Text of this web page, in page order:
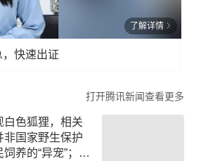
了解详情
快速出证
打开腾讯新闻查看更多
白色狐狸，相关
非国家野生保护
养的“异宠”；警